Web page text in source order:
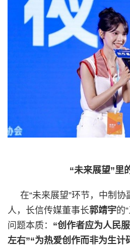
“未来展望”里
在“未来展望”环节，中制
人，长信传媒董事长郭靖宇的
问题本质： “创作者应为人民
左右”“为热爱创作而非为生计